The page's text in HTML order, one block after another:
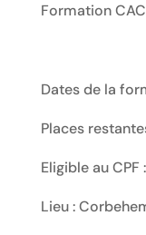
Formation
Dates de la
Places
Eligible au CPF
Lieu :